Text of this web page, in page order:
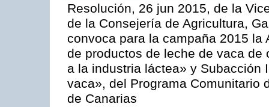
Resolución, 26 jun 2015, de la
de la Consejería de Agricultura,
convoca para la campaña 2015
de productos de leche de vaca
a la industria láctea» y Subacción
vaca», del Programa Comunitario
de Canarias